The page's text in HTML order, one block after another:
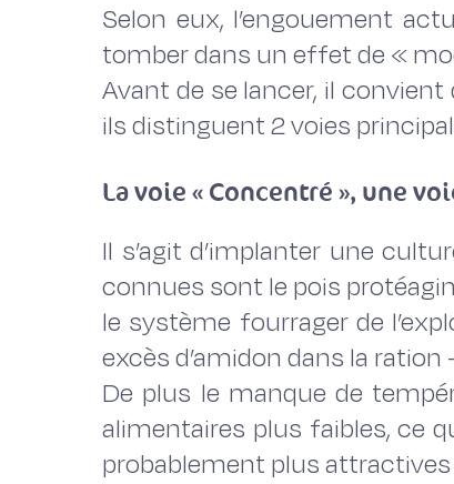
Selon eux, l’engouement
tomber dans un effet de «
Avant de se lancer, il
ils distinguent 2 voies
La voie « Concentré », une
Il s’agit d’implanter une
connues sont le pois
le système fourrager de
excès d’amidon dans la
De plus le manque de
alimentaires plus faibles, ce
probablement plus attractives